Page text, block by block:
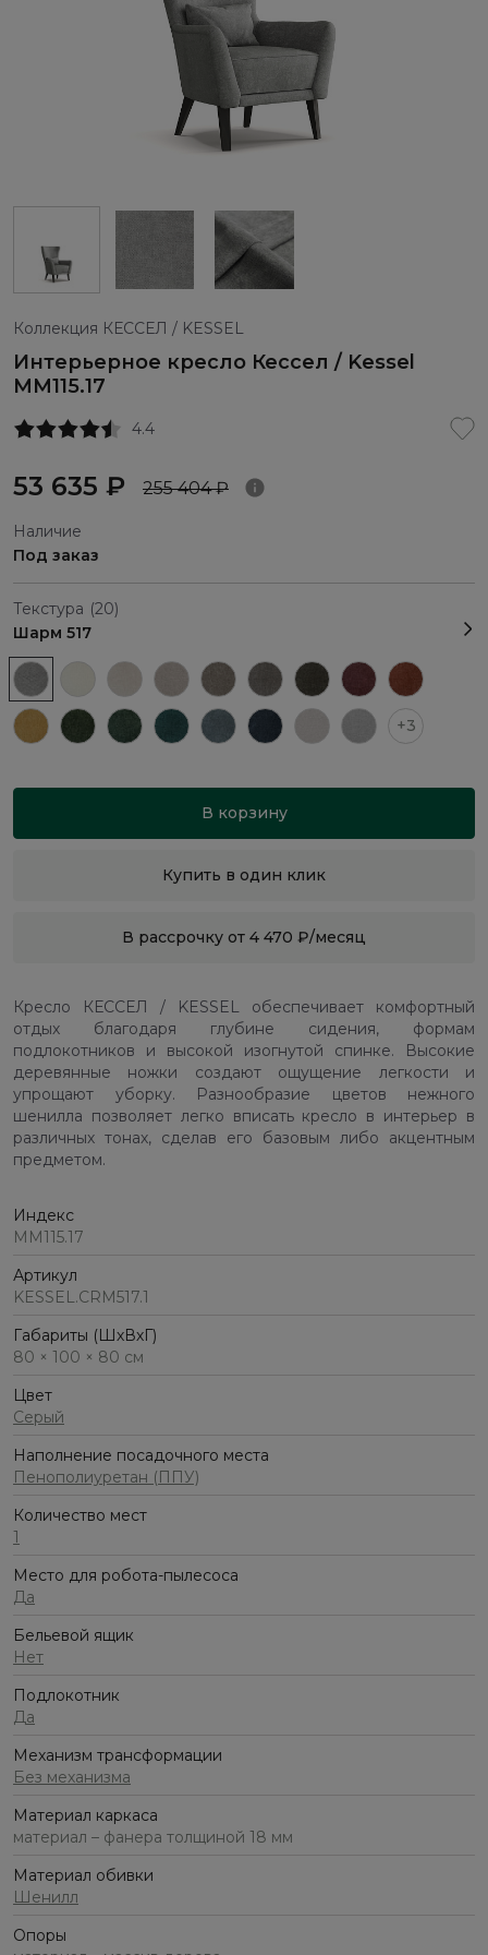
Коллекция КЕССЕЛ / KESSEL
Интерьерное кресло Кессел / Kessel
ММ115.17
4.4
53 635 ₽ 255 404 ₽
Наличие
Под заказ
Текстура (20)
Шарм 517
+3
В корзину
Купить в один клик
В рассрочку от 4 470 ₽/месяц
Кресло КЕССЕЛ / KESSEL обеспечивает комфортный
отдых благодаря глубине сидения, формам
подлокотников и высокой изогнутой спинке. Высокие
деревянные ножки создают ощущение легкости и
упрощают уборку. Разнообразие цветов нежного
шенилла позволяет легко вписать кресло в интерьер в
различных тонах, сделав его базовым либо акцентным
предметом.
Индекс
ММ115.17
Артикул
KESSEL.CRM517.1
Габариты (ШхВхГ)
80 × 100 × 80 см
Цвет
Серый
Наполнение посадочного места
Пенополиуретан (ППУ)
Количество мест
1
Место для робота-пылесоса
Да
Бельевой ящик
Нет
Подлокотник
Да
Механизм трансформации
Без механизма
Материал каркаса
материал – фанера толщиной 18 мм
Материал обивки
Шенилл
Опоры